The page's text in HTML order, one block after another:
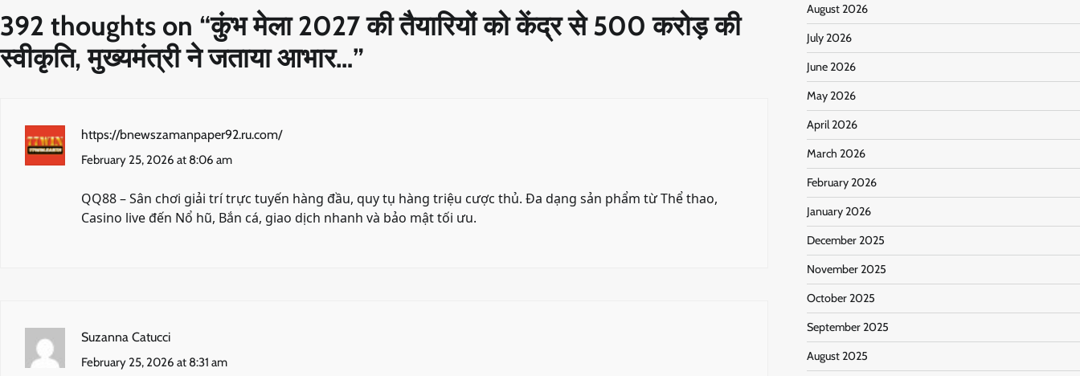
392 thoughts on “कुंभ मेला 2027 की तैयारियों को केंद्र से 500 करोड़ की
स्वीकृति, मुख्यमंत्री ने जताया आभार…”
https://bnewszamanpaper92.ru.com/
February 25, 2026 at 8:06 am
QQ88 – Sân chơi giải trí trực tuyến hàng đầu, quy tụ hàng triệu cược thủ. Đa dạng sản phẩm từ Thể thao,
Casino live đến Nổ hũ, Bắn cá, giao dịch nhanh và bảo mật tối ưu.
Suzanna Catucci
February 25, 2026 at 8:31 am
August 2026
July 2026
June 2026
May 2026
April 2026
March 2026
February 2026
January 2026
December 2025
November 2025
October 2025
September 2025
August 2025